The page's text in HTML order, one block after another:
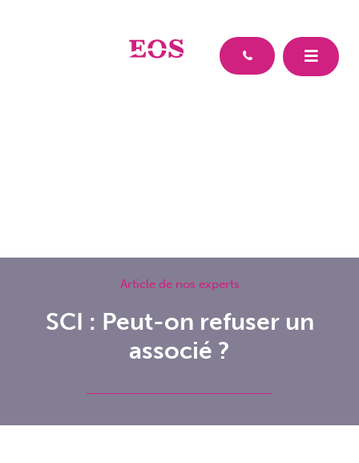
Article de nos experts
SCI : Peut-on refuser un
associé ?